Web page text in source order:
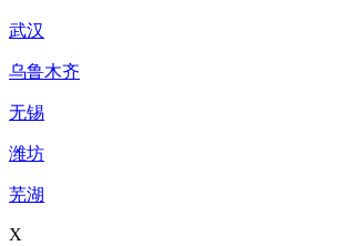
武汉
乌鲁木齐
无锡
潍坊
芜湖
X